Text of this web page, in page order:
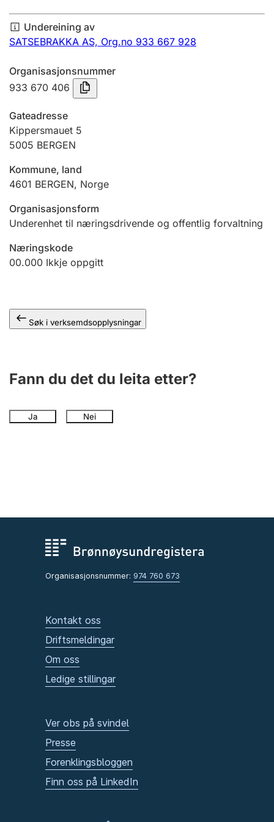
Årsrekneskap
Innsending og forseinkingsgebyr
Tinglysing
Jeger
Betaling og jegeravgiftskort
Ektepaktrettleiaren
Undereining av
SATSEBRAKKA AS, Org.no 933 667 928
Organisasjonsnummer
933 670 406
Gateadresse
Kippersmauet 5
5005 BERGEN
Kommune, land
4601 BERGEN, Norge
Organisasjonsform
Underenhet til næringsdrivende og offentlig forvaltning
Næringskode
00.000 Ikkje oppgitt
Søk i verksemdsopplysningar
Fann du det du leita etter?
Ja Nei
Organisasjonsnummer: 974 760 673
Kontakt oss
Driftsmeldingar
Om oss
Ledige stillingar
Ver obs på svindel
Presse
Forenklingsbloggen
Finn oss på LinkedIn